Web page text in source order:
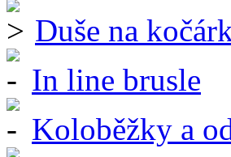
Duše na
In line brusle
Koloběžky a